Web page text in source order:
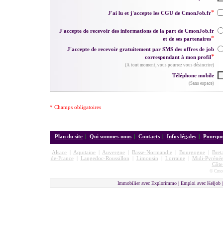
J'ai lu et j'accepte les CGU de CmonJob.fr
J'accepte de recevoir des informations de la part de CmonJob.fr
et de ses partenaires
J'accepte de recevoir gratuitement par SMS des offres de job
correspondant à mon profil
(A tout moment, vous pourrez vous désincrire)
Téléphone mobile
(Sans espace)
* Champs obligatoires
Plan du site | Qui sommes-nous | Contacts | Infos légales |
Alsace Aquitaine Auvergne Basse-Normandie Bourgogne
de-France| Langedoc-Roussillon Limousin Lorraine|
Midi-
©
Immobilier avec Explorimmo | Emploi avec Keljob